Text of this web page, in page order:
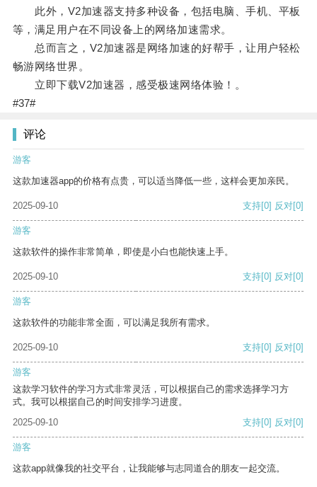
此外，V2加速器支持多种设备，包括电脑、手机、平板
等，满足用户在不同设备上的网络加速需求。
总而言之，V2加速器是网络加速的好帮手，让用户轻松
畅游网络世界。
立即下载V2加速器，感受极速网络体验！。
#37#
评论
游客
这款加速器app的价格有点贵，可以适当降低一些，这样会更加亲民。
2025-09-10 支持[0] 反对[0]
游客
这款软件的操作非常简单，即使是小白也能快速上手。
2025-09-10 支持[0] 反对[0]
游客
这款软件的功能非常全面，可以满足我所有需求。
2025-09-10 支持[0] 反对[0]
游客
这款学习软件的学习方式非常灵活，可以根据自己的需求选择学习方
式。我可以根据自己的时间安排学习进度。
2025-09-10
支持[0] 反对[0]
游客
这款app就像我的社交平台，让我能够与志同道合的朋友一起交流。